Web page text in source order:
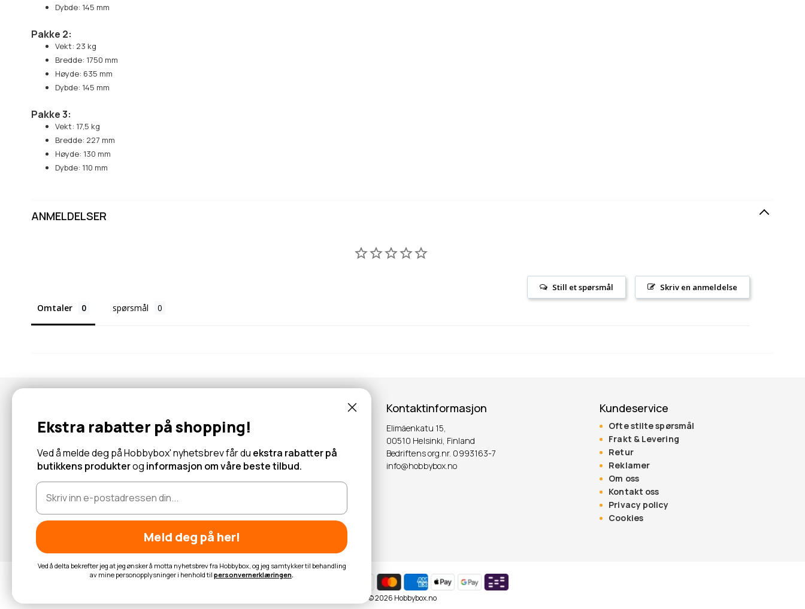
Dybde: 145 mm
Pakke 2:
Vekt: 23 kg
Bredde: 1750 mm
Høyde: 635 mm
Dybde: 145 mm
Pakke 3:
Vekt: 17,5 kg
Bredde: 227 mm
Høyde: 130 mm
Dybde: 110 mm
ANMELDELSER
Skriv en anmeldelse
Still et spørsmål
Omtaler spørsmål
Abonner for å motta tilbud og informasjon om nye produkter!
OK
Les mer
Kontaktinformasjon
Elimäenkatu 15,
00510 Helsinki, Finland
Bedriftens org.nr. 0993163-7
info@hobbybox.no
Kundeservice
Ofte stilte spørsmål
Frakt & Levering
Retur
Reklamer
Om oss
Kontakt oss
Privacy policy
Cookies
© 2026 Hobbybox.no
Ekstra rabatter på shopping!
Ved å melde deg på Hobbybox' nyhetsbrev får du ekstra rabatter på
butikkens produkterog informasjon om våre beste tilbud.
Meld deg på her!
Ved å delta bekrefter jeg at jeg ønsker å motta nyhetsbrev fra Hobbybox, og jeg samtykker til behandling
av mine personopplysninger i henhold til personvernerklæringen.